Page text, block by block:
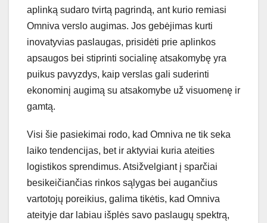
aplinką sudaro tvirtą pagrindą, ant kurio remiasi
Omniva verslo augimas. Jos gebėjimas kurti
inovatyvias paslaugas, prisidėti prie aplinkos
apsaugos bei stiprinti socialinę atsakomybę yra
puikus pavyzdys, kaip verslas gali suderinti
ekonominį augimą su atsakomybe už visuomenę ir
gamtą.
Visi šie pasiekimai rodo, kad Omniva ne tik seka
laiko tendencijas, bet ir aktyviai kuria ateities
logistikos sprendimus. Atsižvelgiant į sparčiai
besikeičiančias rinkos sąlygas bei augančius
vartotojų poreikius, galima tikėtis, kad Omniva
ateityje dar labiau išplės savo paslaugų spektrą,